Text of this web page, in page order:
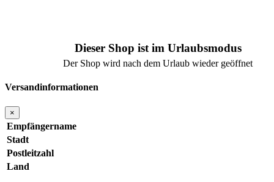
Dieser Shop ist im Urlaubsmodus
Der Shop wird nach dem Urlaub wieder geöffnet
Versandinformationen
×
Empfängername
Stadt
Postleitzahl
Land